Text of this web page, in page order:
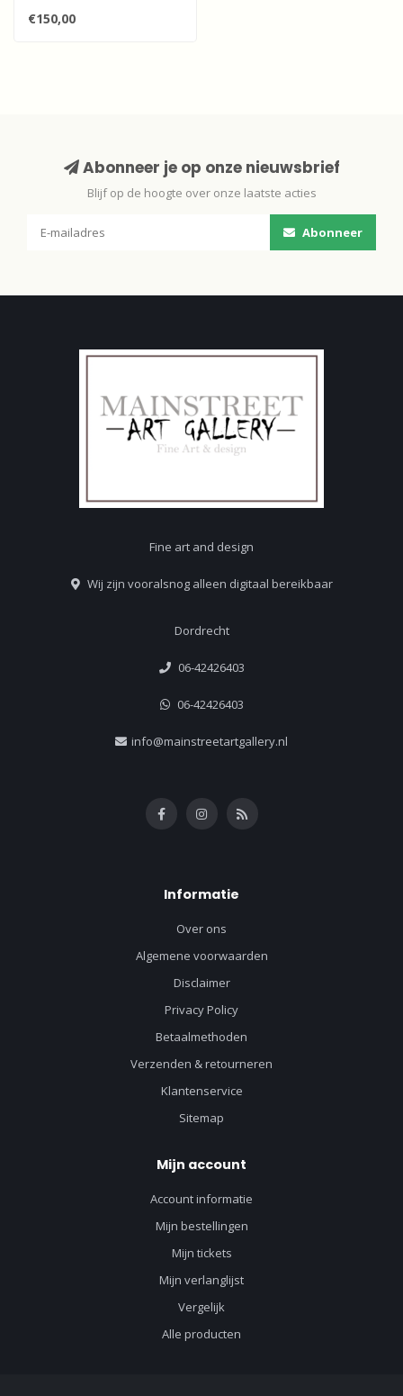
€150,00
Abonneer je op onze nieuwsbrief
Blijf op de hoogte over onze laatste acties
Abonneer
Fine art and design
Wij zijn vooralsnog alleen digitaal bereikbaar
Dordrecht
06-42426403
06-42426403
info@mainstreetartgallery.nl
Informatie
Over ons
Algemene voorwaarden
Disclaimer
Privacy Policy
Betaalmethoden
Verzenden & retourneren
Klantenservice
Sitemap
Mijn account
Account informatie
Mijn bestellingen
Mijn tickets
Mijn verlanglijst
Vergelijk
Alle producten